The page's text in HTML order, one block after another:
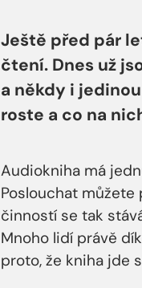
Ještě před pár
čtení. Dnes už
a někdy i
roste a co na
Audiokniha má
Poslouchat
činností se tak
Mnoho lidí právě
proto, že kniha jde